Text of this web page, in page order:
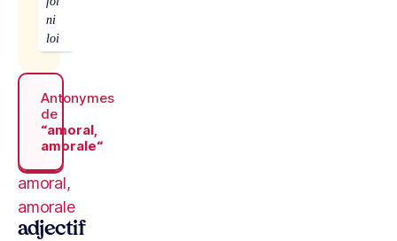
ni
loi
Antonymes
de
“amoral,
amorale“
amoral,
amorale
adjectif